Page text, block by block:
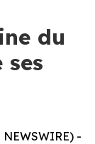
du
ses
NEWSWIRE) -